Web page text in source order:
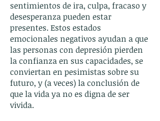
sentimientos de ira, culpa, fracaso y
desesperanza pueden estar
presentes. Estos estados
emocionales negativos ayudan a que
las personas con depresión pierden
la confianza en sus capacidades, se
conviertan en pesimistas sobre su
futuro, y (a veces) la conclusión de
que la vida ya no es digna de ser
vivida.